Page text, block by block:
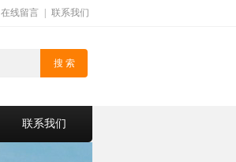
在线留言 联系我们
联系我们